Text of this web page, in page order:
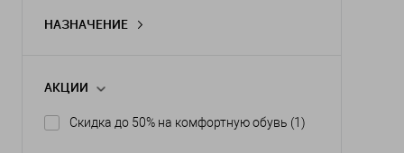
НАЗНАЧЕНИЕ
АКЦИИ
Скидка до 50% на комфортную обувь (1)